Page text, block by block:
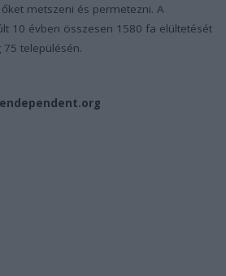
metszeni és permetezni. A
10 évben összesen 1580 fa elültetését
településén.